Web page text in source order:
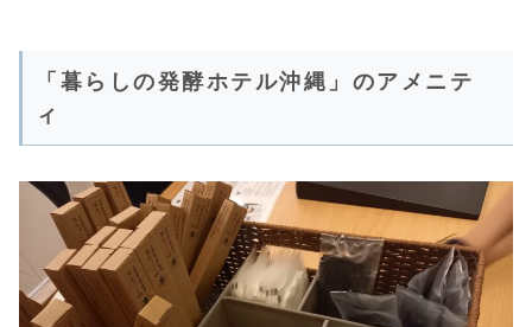
「暮らしの発酵ホテル沖縄」のアメニテ
ィ